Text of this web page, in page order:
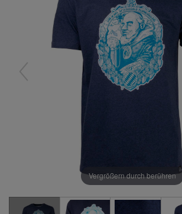
Vergrößern durch berühren